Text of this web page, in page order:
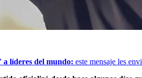
líderes del mundo: este mensaje les